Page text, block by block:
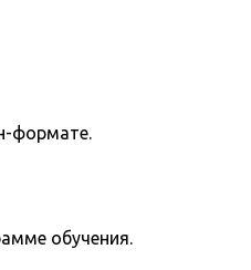
формате.
обучения.